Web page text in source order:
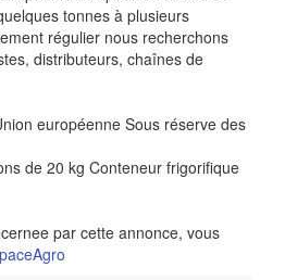
tonnes à plusieurs
régulier nous recherchons
distributeurs, chaînes de
européenne Sous réserve des
de 20 kg Conteneur frigorifique
par cette annonce, vous